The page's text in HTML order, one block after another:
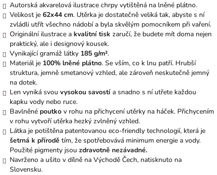
Autorská akvarelová ilustrace chrpy vytištěná na lněné plátno.
Velikost je 62x44 cm. Utěrka je dostatečně veliká tak, abyste s ní
zvládli utřít všechno nádobí a byla skvělým pomocníkem při vaření.
Originální ilustrace a kvalitní tisk zaručí, že budete mít doma nejen
praktický, ale i designový kousek.
Vynikající gramáž látky 185 g/m².
Materiál je 100% lněné plátno. Se vším, co k lnu patří. Hrubší
struktura, jemně smetanový vzhled, ale zároveň neskutečně jemný
na dotek.
Len vyniká svou vysokou savostí a snadno s ní utřete každou
kapku vody nebo ruce.
Bavlněné poutko v rohu na přichycení utěrky na háček. Přichycením
v rohu vytvoří utěrka hezký zvlněný vzhled.
Látka je potištěna patentovanou eco-friendly technologií, která je
šetrná k přírodě tím, že spotřebovává minimum energie a vody.
Použité pigmenty jsou zdravotně nezávadné.
Navrženo a ušito v dílně na Východě Čech, natisknuto na
Slovensku.